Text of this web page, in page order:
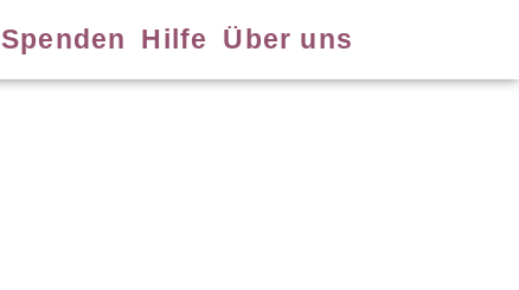
Spenden Hilfe Über uns